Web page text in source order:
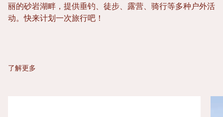
丽的砂岩湖畔，提供垂钓、徒步、露营、骑行等多种户外活
动。快来计划一次旅行吧！
了解更多